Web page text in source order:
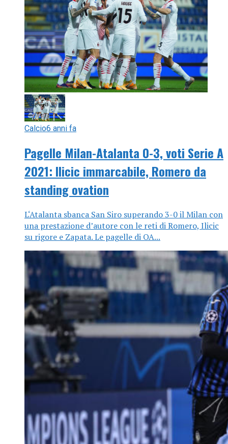
Calcio6 anni fa
Pagelle Milan-Atalanta 0-3, voti Serie A
2021: Ilicic immarcabile, Romero da
standing ovation
L‘Atalanta sbanca San Siro superando 3-0 il Milan con
una prestazione d’autore con le reti di Romero, Ilicic
su rigore e Zapata. Le pagelle di OA...